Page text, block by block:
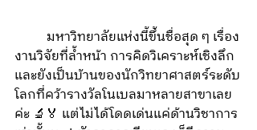
งานวิจัยที่ล้ำหน้า การคิดวิเคราะห์เชิงลึก
และยังเป็นบ้านของนักวิทยาศาสตร์ระดับ
โลกที่คว้ารางวัลโนเบลมาหลายสาขาเลย
ค่ะ 🔬🏅 แต่ไม่ได้โดดเด่นแค่ด้านวิชาการ